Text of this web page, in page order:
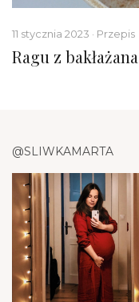
11 stycznia 2023 · Przepis
Ragu z bakłażana
@SLIWKAMARTA